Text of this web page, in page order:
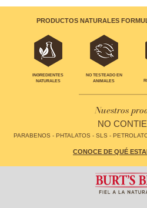
PRODUCTOS NATURALES
INGREDIENTES
NATURALES
NO TESTEADO EN
ANIMALES
Nuestros
NO
PARABENOS - PHTALATOS - SLS -
CONOCE DE QUÉ